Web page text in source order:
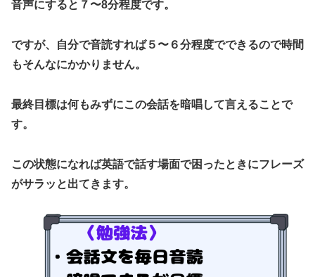
音声にすると７〜8分程度です。
ですが、自分で音読すれば５〜６分程度でできるので時間
もそんなにかかりません。
最終目標は何もみずにこの会話を暗唱して言えることで
す。
この状態になれば英語で話す場面で困ったときにフレーズ
がサラッと出てきます。